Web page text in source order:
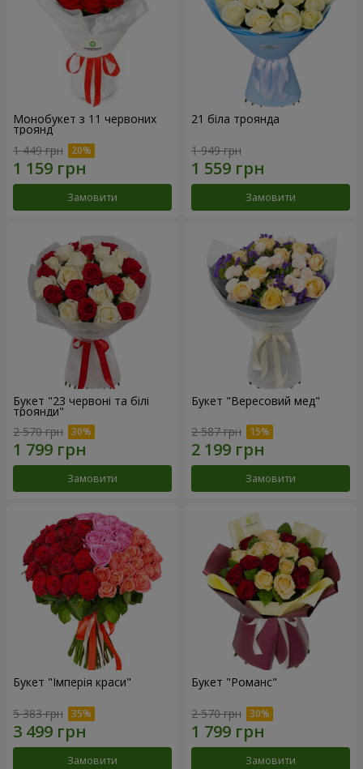
Монобукет з 11 червоних
троянд
1 449 грн
Замовити
21 біла троянда
1 949 грн
Замовити
Букет "23 червоні та білі
троянди"
2 570 грн
Замовити
Букет "Вересовий мед"
2 587 грн
Замовити
Букет "Імперія краси"
5 383 грн
Замовити
Букет "Романс"
2 570 грн
Замовити